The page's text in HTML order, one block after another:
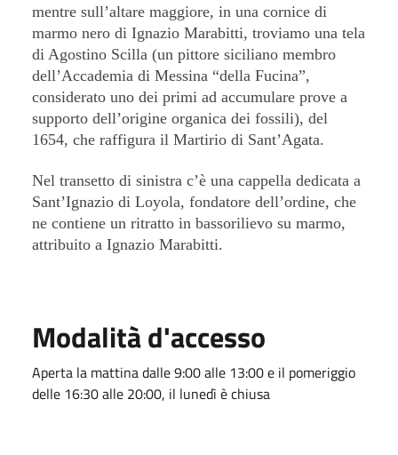
mentre sull’altare maggiore, in una cornice di
marmo nero di Ignazio Marabitti, troviamo una tela
di Agostino Scilla (un pittore siciliano membro
dell’Accademia di Messina “della Fucina”,
considerato uno dei primi ad accumulare prove a
supporto dell’origine organica dei fossili), del
1654, che raffigura il Martirio di Sant’Agata.
Nel transetto di sinistra c’è una cappella dedicata a
Sant’Ignazio di Loyola, fondatore dell’ordine, che
ne contiene un ritratto in bassorilievo su marmo,
attribuito a Ignazio Marabitti.
Modalità d'accesso
Aperta la mattina dalle 9:00 alle 13:00 e il pomeriggio
delle 16:30 alle 20:00, il lunedì è chiusa